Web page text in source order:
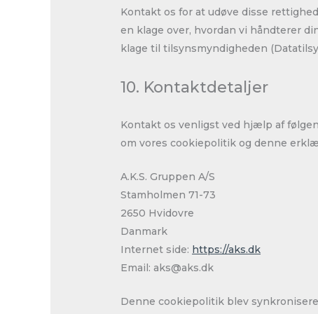
Kontakt os for at udøve disse
en klage over, hvordan vi håndterer
klage til tilsynsmyndigheden
10. Kontaktdetaljer
Kontakt os venligst ved hjælp af
om vores cookiepolitik og denne
A.K.S. Gruppen A/S
Stamholmen 71-73
2650 Hvidovre
Danmark
Internet side: https://aks.dk
Email:aks@aks.dk
Denne cookiepolitik blev